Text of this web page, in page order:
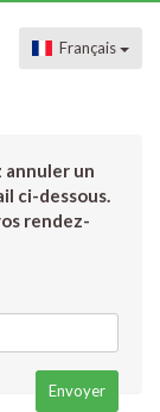
Français
annuler un
ci-dessous.
rendez-